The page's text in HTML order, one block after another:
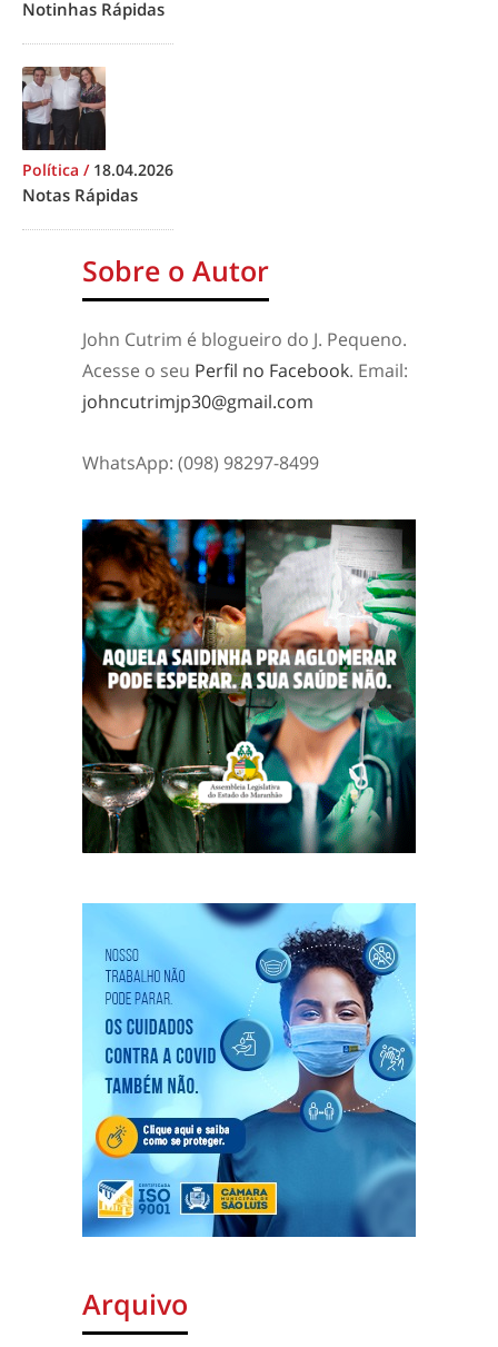
Notinhas Rápidas
Política / 18.04.2026
Notas Rápidas
Sobre o Autor
John Cutrim é blogueiro do J. Pequeno.
Acesse o seu Perfil no Facebook. Email:
johncutrimjp30@gmail.com
WhatsApp: (098) 98297-8499
Arquivo